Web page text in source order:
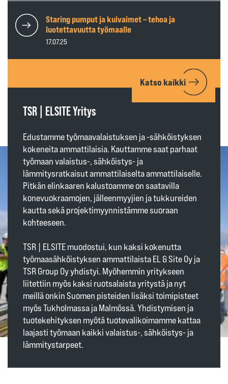
Staring pumput ja kuivaimet – tehoa ja
luotettavuutta työmaalle
17.07.25
Katso kaikki
TSR | ELSITE Yritys
Edustamme työmaavalaistuksen ja -sähköistyksen
kokeneita ammattilaisia. Kauttamme saat parhaat
työmaan valaistus-, sähköistys- ja
lämmitysratkaisut ammattilaiselta ammattilaiselle.
Pitkän elinkaaren kalustoamme on saatavilla
konevuokraamojen, jälleenmyyjien ja tukkureiden
kautta sekä projektimyynnistämme suoraan
kohteeseen.
TSR | ELSITE muodostui, kun kaksi kokenutta
työmaasähköistyksen ammattilaista EL & Site Oy ja
TSR Group Oy yhdistyi. Myöhemmin yritykseen
liitettiin myös kaksi ruotsalaista yritystä ja nyt
meillä onkin Suomen pisteiden lisäksi toimipisteet
myös Tukholmassa ja Malmössä. Yhdistymisen ja
tuotekehityksen myötä tuotevalikoimamme kattaa
laajasti työmaan kaikki valaistus-, sähköistys- ja
lämmitystarpeet.